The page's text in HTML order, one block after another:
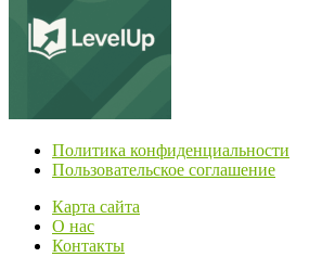
Политика конфиденциальности
Пользовательское соглашение
Карта сайта
О нас
Контакты